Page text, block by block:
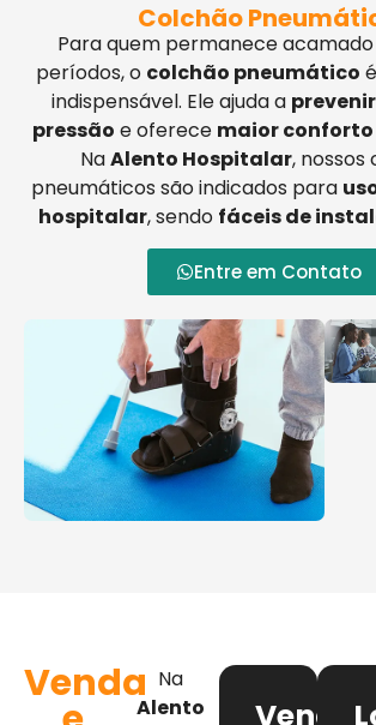
Colchão
Para quem permanece
períodos, o colchão pneumático
indispensável. Ele ajuda a
pressão e oferece maior
NaAlento Hospitalar, nossos
pneumáticos são indicados para
hospitalar, sendo fáceis de
Entre em Contato
Venda Na
Alento
Venda